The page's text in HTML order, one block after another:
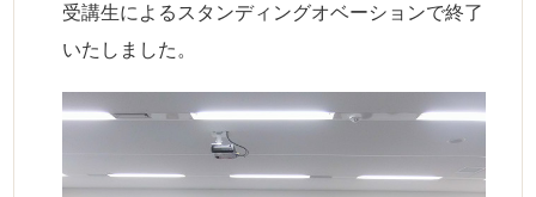
受講生によるスタンディングオベーションで終了
いたしました。